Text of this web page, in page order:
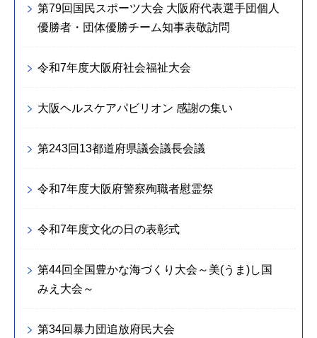
第79回国民スポーツ大会 大阪府代表選手団個人
優勝者・団体優勝チーム知事表敬訪問
令和7年度大阪府社会福祉大会
大阪ヘルスケアパビリオン 感謝の集い
第243回13都道府県議会議長会議
令和7年度大阪府警察殉職者慰霊祭
令和7年度文化の日の表彰式
第44回全国豊かな海づくり大会～美(うま)し国
みえ大会～
第34回暴力団追放府民大会